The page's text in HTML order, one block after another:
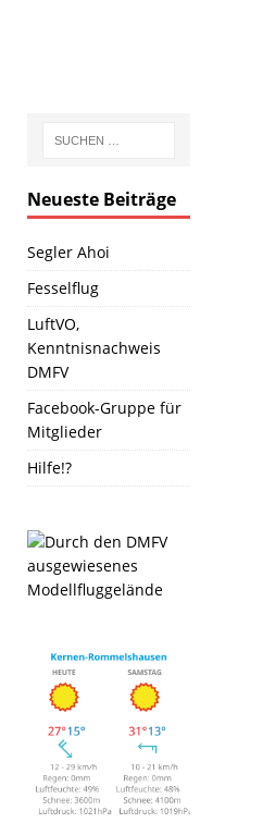
Neueste Beiträge
Segler Ahoi
Fesselflug
LuftVO,
Kenntnisnachweis
DMFV
Facebook-Gruppe für
Mitglieder
Hilfe!?